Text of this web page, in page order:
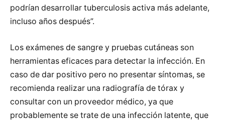
podrían desarrollar tuberculosis activa más adelante,
incluso años después”.
Los exámenes de sangre y pruebas cutáneas son
herramientas eficaces para detectar la infección. En
caso de dar positivo pero no presentar síntomas, se
recomienda realizar una radiografía de tórax y
consultar con un proveedor médico, ya que
probablemente se trate de una infección latente, que